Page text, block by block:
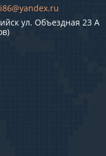
ул. Объездная 23 А